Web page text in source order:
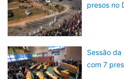
presos no
Sessão
com 7